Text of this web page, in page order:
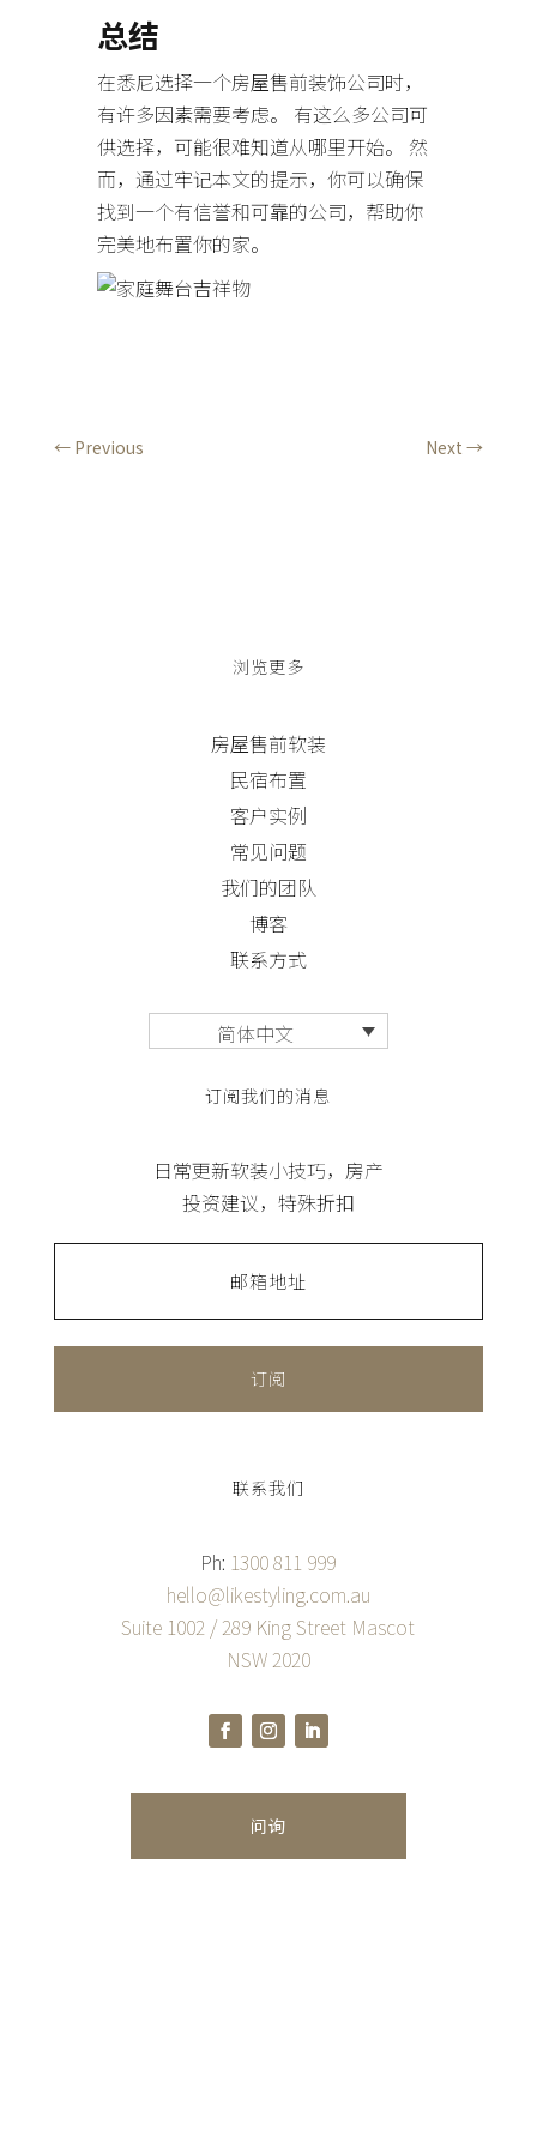
总结
在悉尼选择一个房屋售前装饰公司时，
有许多因素需要考虑。 有这么多公司可
供选择，可能很难知道从哪里开始。 然
而，通过牢记本文的提示，你可以确保
找到一个有信誉和可靠的公司，帮助你
完美地布置你的家。
← Previous Next →
浏览更多
房屋售前软装
民宿布置
客户实例
常见问题
我们的团队
博客
联系方式
简体中文
订阅我们的消息
日常更新软装小技巧，房产
投资建议，特殊折扣
地
址
联系我们
Ph: 1300 811 999
hello@likestyling.com.au
Suite 1002 / 289 King Street Mascot
NSW 2020
问询